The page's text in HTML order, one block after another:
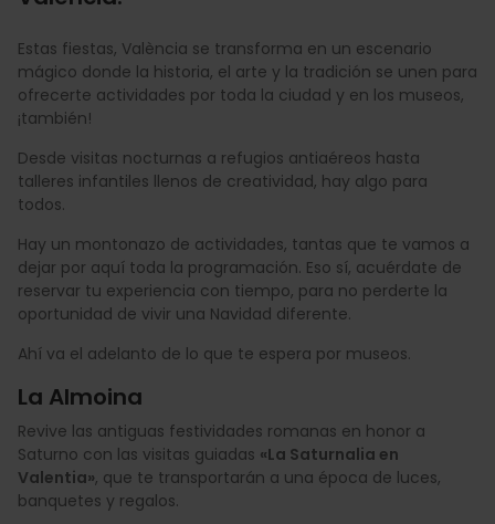
Estas fiestas, València se transforma en un escenario
mágico donde la historia, el arte y la tradición se unen para
ofrecerte actividades por toda la ciudad y en los museos,
¡también!
Desde visitas nocturnas a refugios antiaéreos hasta
talleres infantiles llenos de creatividad, hay algo para
todos.
Hay un montonazo de actividades, tantas que te vamos a
dejar por aquí toda la programación. Eso sí, acuérdate de
reservar tu experiencia con tiempo, para no perderte la
oportunidad de vivir una Navidad diferente.
Ahí va el adelanto de lo que te espera por museos.
La Almoina
Revive las antiguas festividades romanas en honor a
Saturno con las visitas guiadas «La Saturnalia en
Valentia», que te transportarán a una época de luces,
banquetes y regalos.